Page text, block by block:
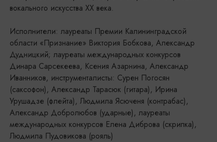
вокального искусства ХХ века.
Исполнители: лауреаты Премии Калининградской
области «Признание» Виктория Бобкова, Александр
Дудницкий; лауреаты международных конкурсов
Динара Сарсекеева, Ксения Азарнина, Александр
Иванников, инструменталисты: Сурен Погосян
(саксофон), Александр Тарасюк (гитара), Ирина
Урушадзе (флейта), Людмила Ясюченя (контрабас),
Александр Добролюбов (ударные), лауреаты
международных конкурсов Елена Диброва (скрипка),
Людмила Пудовикова (рояль)